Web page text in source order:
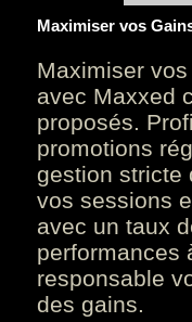
Maximiser vos
Maximiser
avec Maxxed
proposés.
promotions
gestion stricte
vos sessions
avec un taux
performances
responsable
des gains.